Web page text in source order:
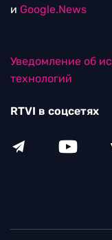
и Google.News
Уведомление об
технологий
RTVI в соцсетях